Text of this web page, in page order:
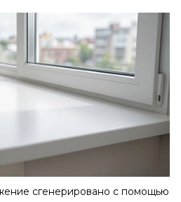
сгенерировано с помощью